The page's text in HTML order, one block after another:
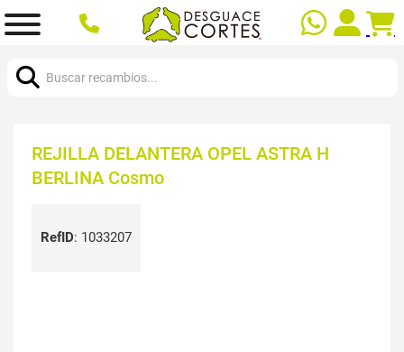
REJILLA DELANTERA OPEL ASTRA H
BERLINA Cosmo
RefID: 1033207